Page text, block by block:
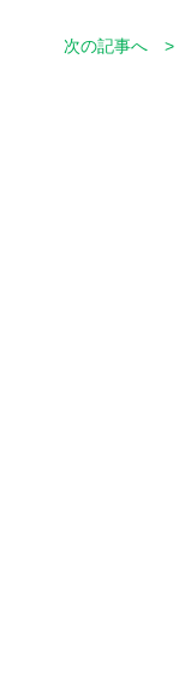
次の記事へ >